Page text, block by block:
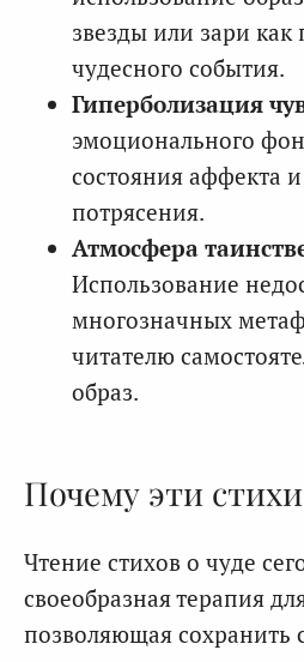
звезды или зари как
чудесного события.
Гиперболизация
эмоционального
состояния аффекта
потрясения.
Атмосфера
Использование
многозначных
читателю
образ.
Почему эти
Чтение стихов о чуде
своеобразная терапия
позволяющая сохранить